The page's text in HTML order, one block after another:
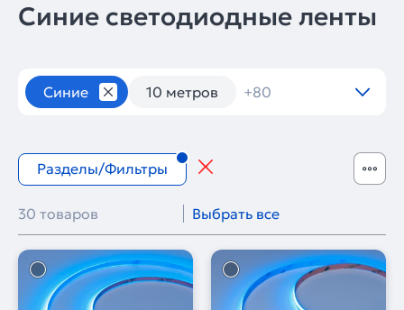
Синие светодиодные ленты
Синие
Светодиодные ленты
10 метров +80
Разделы/Фильтры
30 товаров Выбрать все